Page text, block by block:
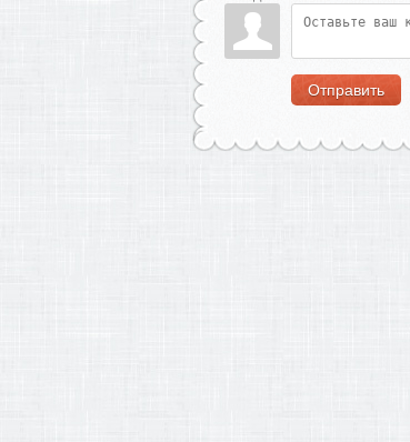
Отправить